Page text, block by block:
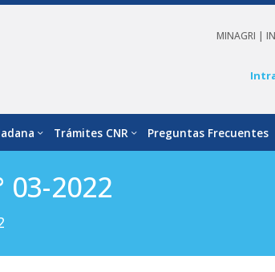
MINAGRI |
Trámites CNR Preguntas Frecuentes
2022